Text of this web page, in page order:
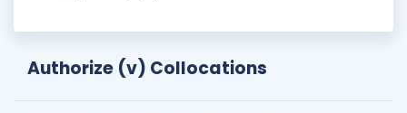
Authorize (v) Collocations